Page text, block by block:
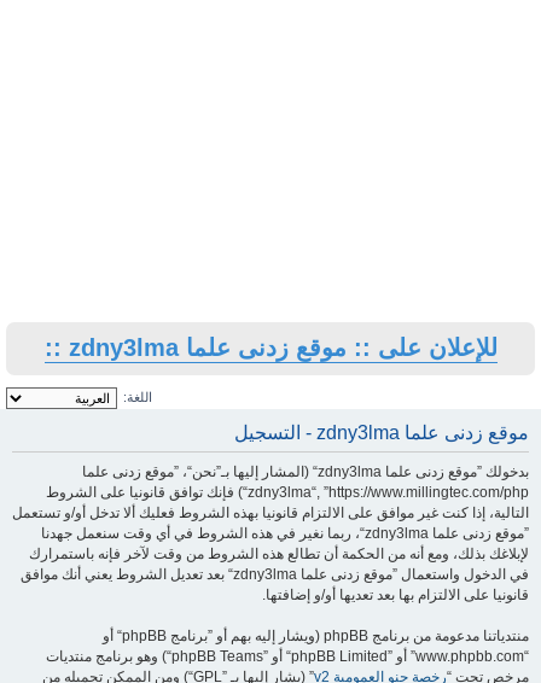
للإعلان على :: موقع زدنى علما zdny3lma ::
اللغة:
موقع زدنى علما zdny3lma - التسجيل
بدخولك ”موقع زدنى علما zdny3lma“ (المشار إليها بـ”نحن“، ”موقع زدنى علما
zdny3lma“, ”https://www.millingtec.com/php“) فإنك توافق قانونيا على الشروط
التالية، إذا كنت غير موافق على الالتزام قانونيا بهذه الشروط فعليك ألا تدخل أو/و تستعمل
”موقع زدنى علما zdny3lma“، ربما نغير في هذه الشروط في أي وقت سنعمل جهدنا
لإبلاغك بذلك، ومع أنه من الحكمة أن تطالع هذه الشروط من وقت لآخر فإنه باستمرارك
في الدخول واستعمال ”موقع زدنى علما zdny3lma“ بعد تعديل الشروط يعني أنك موافق
قانونيا على الالتزام بها بعد تعديها أو/و إضافتها.
منتدياتنا مدعومة من برنامج phpBB (ويشار إليه بهم أو ”برنامج phpBB“ أو
“www.phpbb.com” أو ”phpBB Limited“ أو ”phpBB Teams“) وهو برنامج منتديات
مرخص تحت “رخصة جنو العمومية v2 ” (يشار إليها بـ ”GPL“) ومن الممكن تحميله من